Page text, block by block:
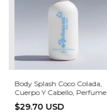
Body Splash Coco Colada,
Cuerpo Y Cabello, Perfume
Tropical - (copia)
$29.70 USD